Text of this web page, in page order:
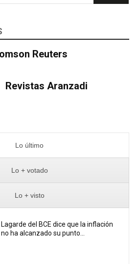
Reuters
Revistas Aranzadi
Lo último
Lo + votado
Lo + visto
Lagarde del BCE dice que la inflación
no ha alcanzado su punto...